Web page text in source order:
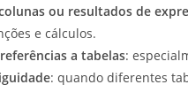
ou resultados de
e cálculos.
a tabelas:
: quando diferentes